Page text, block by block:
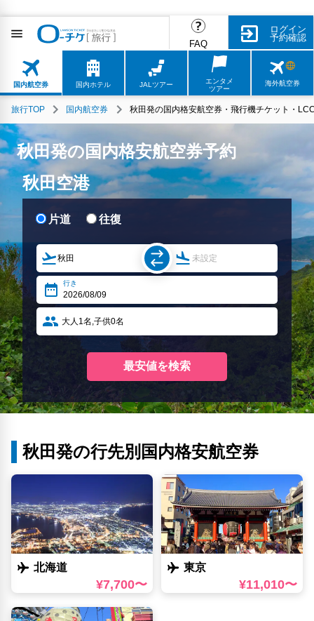
FAQ
ログイン
予約確認
国内航空券 国内ホテル JALツアー
エンタメ
ツアー
海外航空券
旅行TOP 国内航空券 秋田発の国内格安航空券・飛行機チケット・
秋田発の国内格安航空券予約
秋田空港
秋田発の行先別国内格安航空券
北海道
¥7,700〜
東京
¥11,010〜